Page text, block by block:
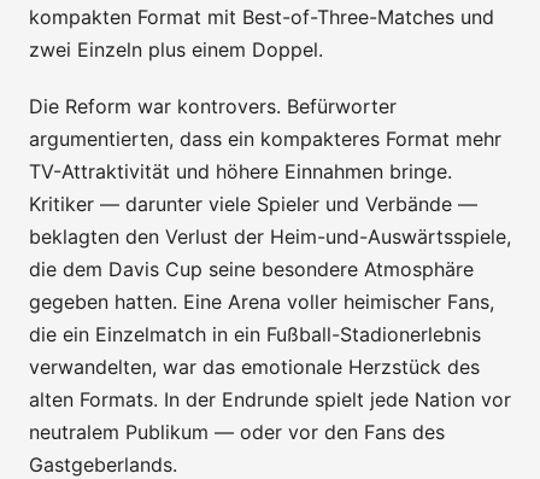
kompakten Format mit Best-of-Three-Matches und
zwei Einzeln plus einem Doppel.
Die Reform war kontrovers. Befürworter
argumentierten, dass ein kompakteres Format mehr
TV-Attraktivität und höhere Einnahmen bringe.
Kritiker — darunter viele Spieler und Verbände —
beklagten den Verlust der Heim-und-Auswärtsspiele,
die dem Davis Cup seine besondere Atmosphäre
gegeben hatten. Eine Arena voller heimischer Fans,
die ein Einzelmatch in ein Fußball-Stadionerlebnis
verwandelten, war das emotionale Herzstück des
alten Formats. In der Endrunde spielt jede Nation vor
neutralem Publikum — oder vor den Fans des
Gastgeberlands.